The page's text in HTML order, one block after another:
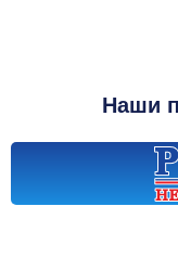
Наши